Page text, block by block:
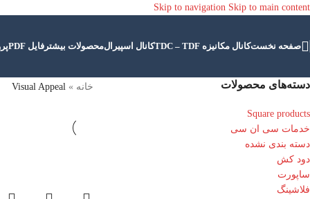
Skip to navigation Skip to main content
صفحه نخستکانال مکانیزه TDC – TDF کانال اسپیرالمحصولات بیشتر فایل PDF
دسته‌های محصولات
Square products
خدمات سی ان سی
دسته بندی نشده
دود کش
ساپورت
فلاشینگ
خانه »
Visual Appeal